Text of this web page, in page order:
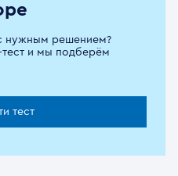
нужным решением?
и мы подберём
тест